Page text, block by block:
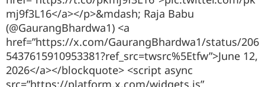
mj9f3L16</a></p>&mdash; Raja Babu
(@GaurangBhardwa1) <a
href=”https://x.com/GaurangBhardwa1/status/206
5437615910953381?ref_src=twsrc%5Etfw”>June 12,
2026</a></blockquote> <script async
src=”https://platform.x.com/widgets.js”